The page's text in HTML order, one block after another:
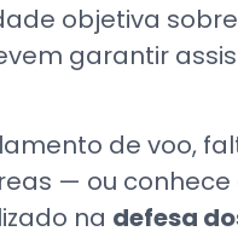
objetiva
garantir
de voo,
— ou conhece
na defesa